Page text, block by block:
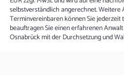
selbstverständlich angerechnet. Weitere
Terminvereinbaren können Sie
beauftragen Sie einen erfahrenen
Osnabrück mit der Durchsetzung und